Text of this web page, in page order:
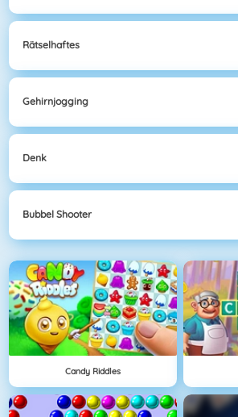
Rätselhaftes
Gehirnjogging
Denk
Bubbel Shooter
Candy Riddles